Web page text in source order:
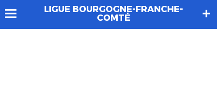
LIGUE BOURGOGNE-FRANCHE-
COMTÉ